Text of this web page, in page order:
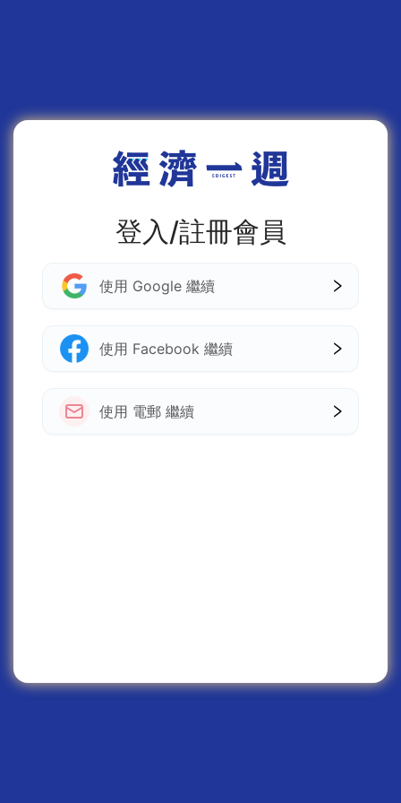
登入/註冊會員
使用 Google 繼續
使用 Facebook 繼續
使用 電郵 繼續